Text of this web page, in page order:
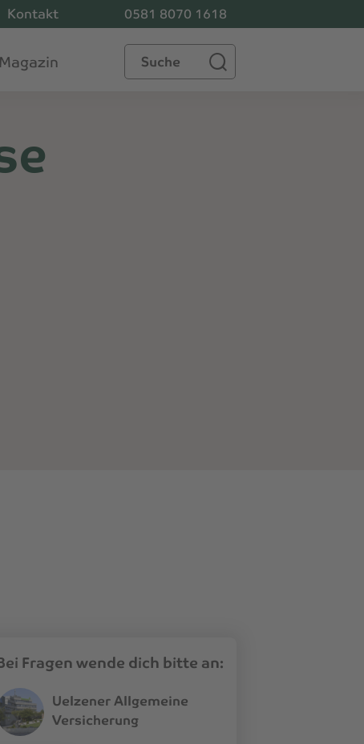
Magazin Suche
Kontakt 0581 8070 1618
Fragen wende dich bitte an:
Uelzener Allgemeine
Versicherung